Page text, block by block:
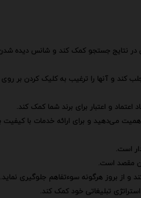
در نتایج جستجو کمک کند و شانس دیده
کند و آنها را ترغیب به کلیک کردن بر
اعتماد و اعتبار برای برند شما کمک کند.
می‌دهید و برای ارائه خدمات با کیفیت
است.
مقصد است.
و از بروز هرگونه سوءتفاهم جلوگیری نماید.
تبلیغاتی خود کمک کند.